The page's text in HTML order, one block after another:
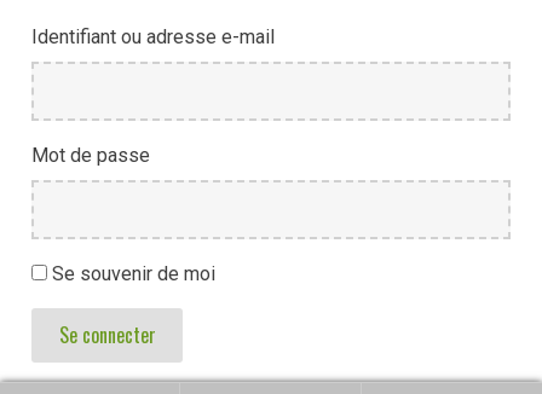
Identifiant ou adresse e-mail
Mot de passe
Se souvenir de moi
Se connecter